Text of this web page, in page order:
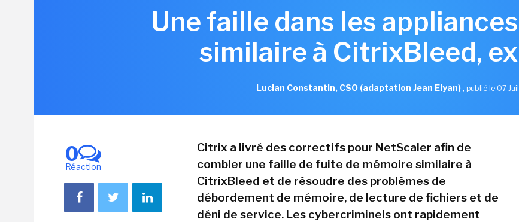
Une faille dans les
similaire à CitrixBleed,
Lucian Constantin, CSO (adaptation Jean Elyan), publié le 07
0
Réaction
Citrix a livré des correctifs pour NetScaler afin de
combler une faille de fuite de mémoire similaire à
CitrixBleed et de résoudre des problèmes de
débordement de mémoire, de lecture de fichiers et de
déni de service. Les cybercriminels ont rapidement